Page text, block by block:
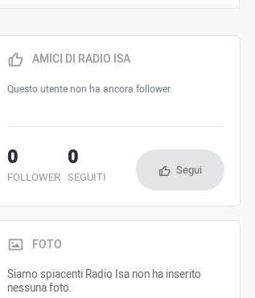
AMICI DI RADIO ISA
Questo utente non ha ancora follower.
FOLLOWER
0
SEGUITI
0 Segui
FOTO
Siamo spiacenti Radio Isa non ha inserito
nessuna foto.